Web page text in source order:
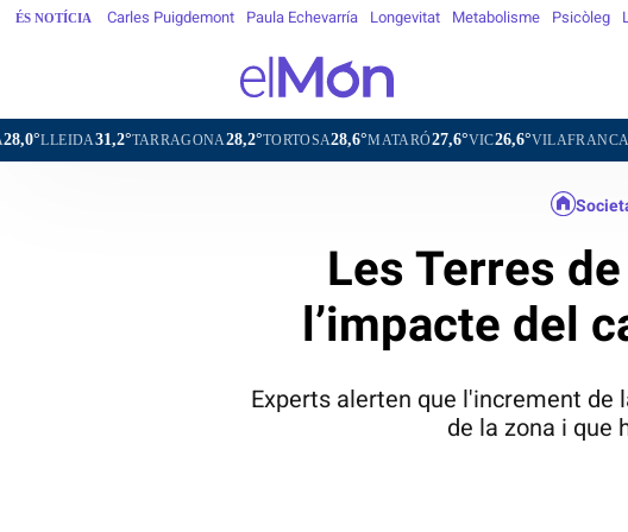
ÉS NOTÍCIA Carles Puigdemont Paula Echevarría Longevitat Metabolisme Psicòleg
TARRAGONA28,2°TORTOSA28,6°MATARÓ27,6°VIC26,6°VILAFRANCA DEL PENEDÈS
Les Terres
l’impacte del
Experts alerten que l'increment
de la zona i que